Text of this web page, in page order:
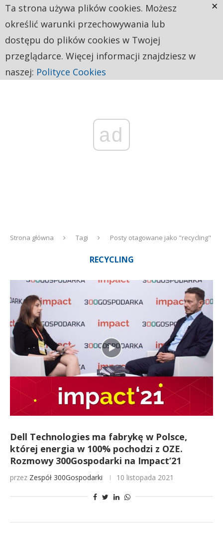
ad
Strona główna Tagi Posty otagowane jako "recycling"
RECYCLING
Dell Technologies ma fabrykę w Polsce,
której energia w 100% pochodzi z OZE.
Rozmowy 300Gospodarki na Impact’21
przez Zespół 300Gospodarki 10 listopada 2021
Ta strona używa plików cookies. Możesz
określić warunki przechowywania lub
dostępu do plików cookies w Twojej
przeglądarce. Więcej informacji znajdziesz w
naszej: Polityce Cookies
×